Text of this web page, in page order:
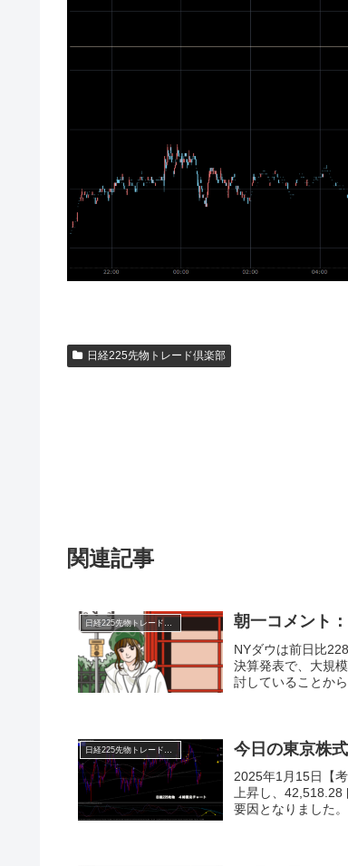
日経225先物トレード倶楽部
関連記事
朝一コメント
NYダウは前日比
決算発表で、大規
討していることか
日経225先物トレード倶楽部 今日の東京株
2025年1月15日【
上昇し、
要因となりました